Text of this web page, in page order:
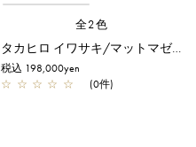
全2色
タカヒロ イワサキ/マットマゼンタ【一部店舗先行販売商品】
税込 198,000yen
☆ ☆ ☆ ☆ ☆ (0件)